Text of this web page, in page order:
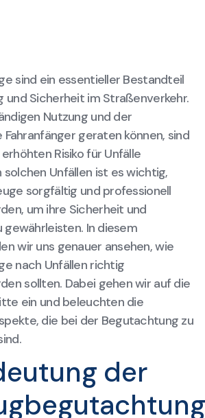
sind ein essentieller Bestandteil
und Sicherheit im Straßenverkehr.
Nutzung und der
Fahranfänger geraten können, sind
Risiko für Unfälle
Unfällen ist es wichtig,
sorgfältig und professionell
um ihre Sicherheit und
gewährleisten. In diesem
wir uns genauer ansehen, wie
nach Unfällen richtig
sollten. Dabei gehen wir auf die
ein und beleuchten die
die bei der Begutachtung zu
der